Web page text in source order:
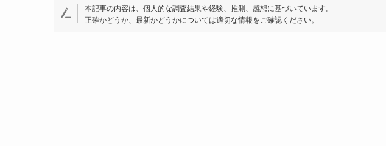
本記事の内容は、個人的な調査結果や経験、推測、感想に基づいています。
正確かどうか、最新かどうかについては適切な情報をご確認ください。